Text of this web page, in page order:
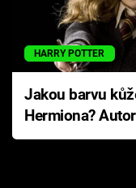
HARRY POTTER
Jakou barvu
Hermiona?
Pottera přišla s